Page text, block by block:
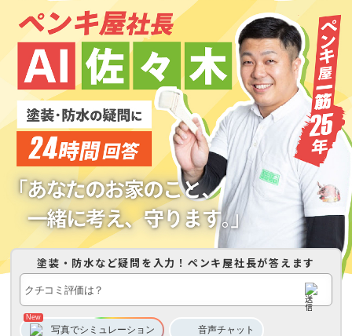
塗装・防水など疑問を入力！ ペンキ屋社長が答えます
写真でシミュレーション 音声チャット